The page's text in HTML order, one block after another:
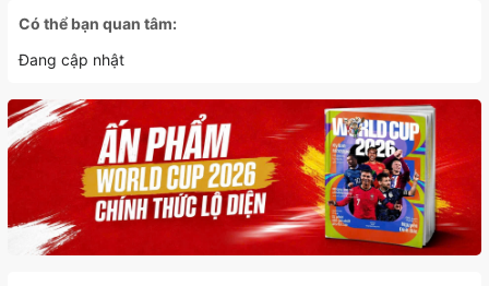
Có thể bạn quan tâm:
Đang cập nhật